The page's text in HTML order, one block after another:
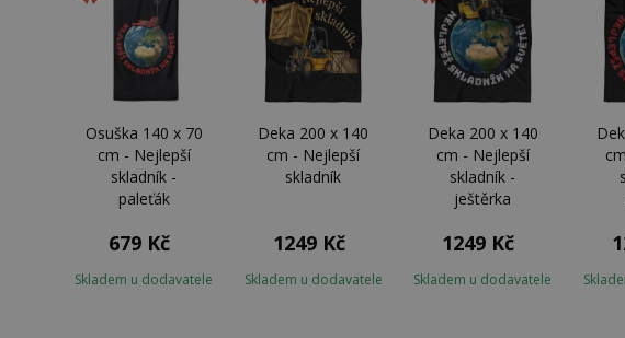
Osuška 140 x 70
cm - Nejlepší
skladník -
paleťák
679 Kč
Skladem u dodavatele
Deka 200 x 140
cm - Nejlepší
skladník
1249 Kč
Skladem u dodavatele
Deka 200 x 140
cm - Nejlepší
skladník -
ještěrka
1249 Kč
Skladem u dodavatele